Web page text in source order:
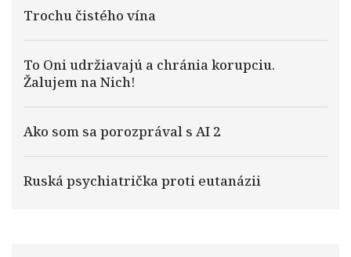
Trochu čistého vína
To Oni udržiavajú a chránia korupciu.
Žalujem na Nich!
Ako som sa porozprával s AI 2
Ruská psychiatrička proti eutanázii